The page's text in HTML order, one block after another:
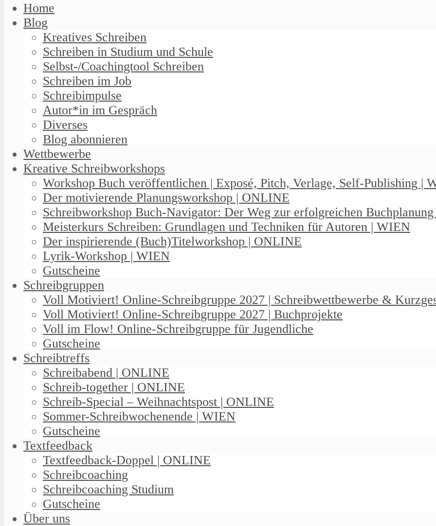
Home
Blog
Kreatives Schreiben
Schreiben in Studium und Schule
Selbst-/Coachingtool Schreiben
Schreiben im Job
Schreibimpulse
Autor*in im Gespräch
Diverses
Blog abonnieren
Wettbewerbe
Kreative Schreibworkshops
Workshop Buch veröffentlichen | Exposé, Pitch, Verlage, Self-Publishing |
Der motivierende Planungsworkshop | ONLINE
Schreibworkshop Buch-Navigator: Der Weg zur erfolgreichen
Meisterkurs Schreiben: Grundlagen und Techniken für Autoren | WIEN
Der inspirierende (Buch)Titelworkshop | ONLINE
Lyrik-Workshop | WIEN
Gutscheine
Schreibgruppen
Voll Motiviert! Online-Schreibgruppe 2027 | Schreibwettbewerbe &
Voll Motiviert! Online-Schreibgruppe 2027 | Buchprojekte
Voll im Flow! Online-Schreibgruppe für Jugendliche
Gutscheine
Schreibtreffs
Schreibabend | ONLINE
Schreib-together | ONLINE
Schreib-Special – Weihnachtspost | ONLINE
Sommer-Schreibwochenende | WIEN
Gutscheine
Textfeedback
Textfeedback-Doppel | ONLINE
Schreibcoaching
Schreibcoaching Studium
Gutscheine
Über uns